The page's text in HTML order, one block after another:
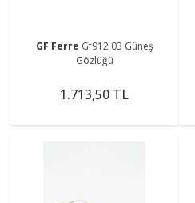
GF Ferre Gf912 03 Güneş
Gözlüğü
1.713,50 TL